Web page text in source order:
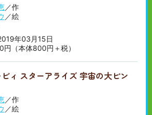
／作
／絵
年03月15日
円（本体800円＋税）
ィ スターアライズ 宇宙の大ピン
／作
／絵